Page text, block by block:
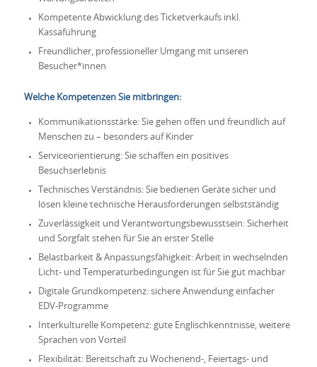
Kompetente Abwicklung des Ticketverkaufs inkl.
Kassaführung
Freundlicher, professioneller Umgang mit unseren
Besucher*innen
Welche Kompetenzen Sie mitbringen:
Kommunikationsstärke: Sie gehen offen und freundlich auf
Menschen zu – besonders auf Kinder
Serviceorientierung: Sie schaffen ein positives
Besuchserlebnis
Technisches Verständnis: Sie bedienen Geräte sicher und
lösen kleine technische Herausforderungen selbstständig
Zuverlässigkeit und Verantwortungsbewusstsein: Sicherheit
und Sorgfalt stehen für Sie an erster Stelle
Belastbarkeit & Anpassungsfähigkeit: Arbeit in wechselnden
Licht- und Temperaturbedingungen ist für Sie gut machbar
Digitale Grundkompetenz: sichere Anwendung einfacher
EDV-Programme
Interkulturelle Kompetenz: gute Englischkenntnisse, weitere
Sprachen von Vorteil
Flexibilität: Bereitschaft zu Wochenend-, Feiertags- und